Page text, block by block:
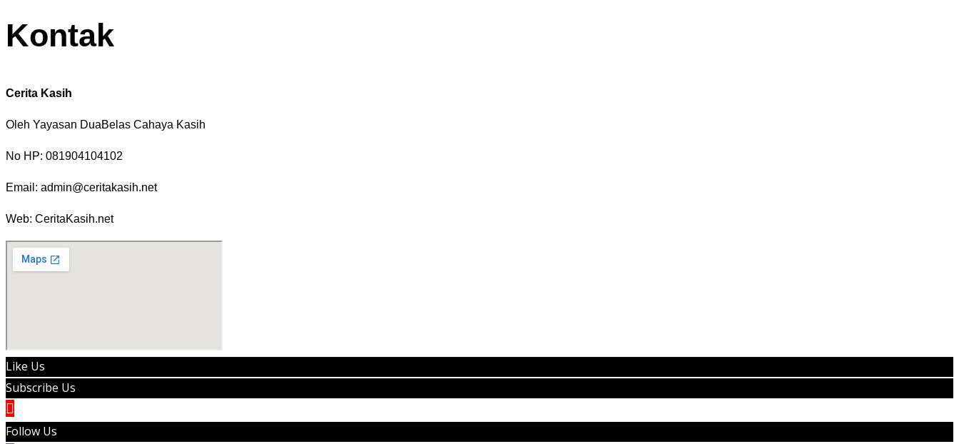
Kontak
Cerita Kasih
Oleh Yayasan DuaBelas Cahaya Kasih
No HP: 081904104102
Email: admin@ceritakasih.net
Web: CeritaKasih.net
Like Us
Subscribe Us
Follow Us